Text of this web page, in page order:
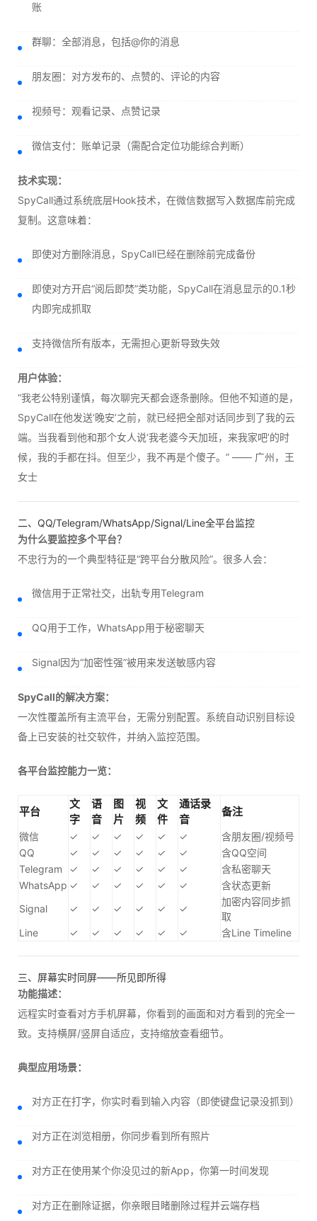
账
群聊：全部消息，包括@你的消息
朋友圈：对方发布的、点赞的、评论的内容
视频号：观看记录、点赞记录
微信支付：账单记录（需配合定位功能综合判断）
技术实现：
SpyCall通过系统底层Hook技术，在微信数据写入数据库前完成
复制。这意味着：
即使对方删除消息，SpyCall已经在删除前完成备份
即使对方开启“阅后即焚”类功能，SpyCall在消息显示的0.1秒
内即完成抓取
支持微信所有版本，无需担心更新导致失效
用户体验：
“我老公特别谨慎，每次聊完天都会逐条删除。但他不知道的是，
SpyCall在他发送‘晚安’之前，就已经把全部对话同步到了我的云
端。当我看到他和那个女人说‘我老婆今天加班，来我家吧’的时
候，我的手都在抖。但至少，我不再是个傻子。” —— 广州，王
女士
二、QQ/Telegram/WhatsApp/Signal/Line全平台监控
为什么要监控多个平台？
不忠行为的一个典型特征是“跨平台分散风险”。很多人会：
微信用于正常社交，出轨专用Telegram
QQ用于工作，WhatsApp用于秘密聊天
Signal因为“加密性强”被用来发送敏感内容
SpyCall的解决方案：
一次性覆盖所有主流平台，无需分别配置。系统自动识别目标设
备上已安装的社交软件，并纳入监控范围。
各平台监控能力一览：
平台
文
字
语
音
图
片
视
频
文
件
通话录
音
备注
微信 ✓ ✓ ✓ ✓ ✓ ✓
含朋友圈/视频号
QQ
✓ ✓ ✓ ✓ ✓ ✓
含QQ空间
Telegram
✓ ✓ ✓ ✓ ✓ ✓
含私密聊天
WhatsApp ✓ ✓ ✓ ✓ ✓ ✓
含状态更新
Signal
✓ ✓ ✓ ✓ ✓ ✓
加密内容同步抓
取
Line
✓ ✓ ✓ ✓ ✓ ✓ 含Line Timeline
三、屏幕实时同屏——所见即所得
功能描述：
远程实时查看对方手机屏幕，你看到的画面和对方看到的完全一
致。支持横屏/竖屏自适应，支持缩放查看细节。
典型应用场景：
对方正在打字，你实时看到输入内容（即使键盘记录没抓到）
对方正在浏览相册，你同步看到所有照片
对方正在使用某个你没见过的新App，你第一时间发现
对方正在删除证据，你亲眼目睹删除过程并云端存档